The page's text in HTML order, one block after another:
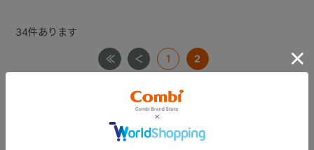
34件あります
1 2
FEATURE